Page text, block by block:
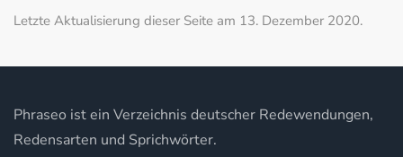
Letzte Aktualisierung dieser Seite am 13. Dezember 2020.
Phraseo ist ein Verzeichnis deutscher Redewendungen,
Redensarten und Sprichwörter.